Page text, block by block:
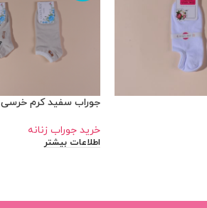
جوراب سفید کرم خرسی
خرید جوراب زنانه
اطلاعات بیشتر